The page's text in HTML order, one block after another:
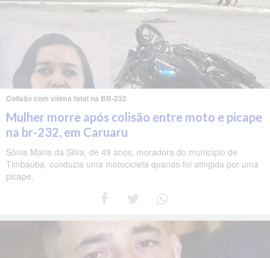
Colisão com vítima fatal na BR-232
Mulher morre após colisão entre moto e picape
na br-232, em Caruaru
Sônia Maria da Silva, de 49 anos, moradora do município de
Timbaúba, conduzia uma motocicleta quando foi atingida por uma
picape.